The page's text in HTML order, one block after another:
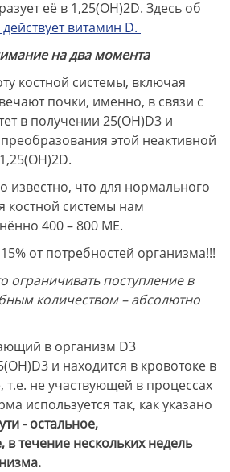
её в 1,25(ОН)2D. Здесь об
действует витамин D.
на два момента
костной системы, включая
почки, именно, в связи с
в получении 25(ОН)D3 и
этой неактивной
известно, что для нормального
костной системы нам
400 – 800 МЕ.
от потребностей организма!!!
ограничивать поступление в
количеством – абсолютно
в организм D3
и находится в кровотоке в
не участвующей в процессах
используется так, как указано
- остальное,
в течение нескольких недель